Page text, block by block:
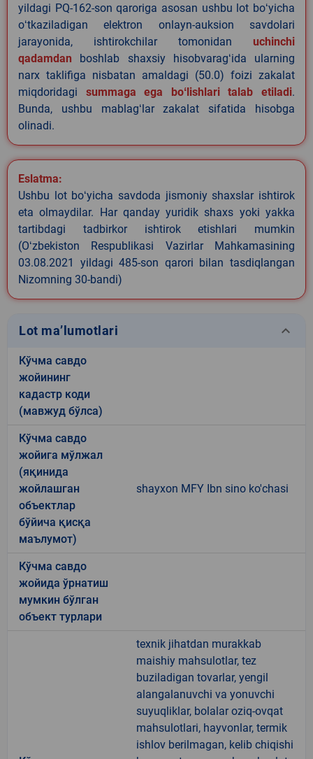
yildagi PQ-162-son qaroriga asosan ushbu lot boʻyicha
oʻtkaziladigan elektron onlayn-auksion savdolari
jarayonida, ishtirokchilar tomonidan uchinchi
qadamdan boshlab shaxsiy hisobvaragʻida ularning
narx taklifiga nisbatan amaldagi (50.0) foizi zakalat
miqdoridagi summaga ega boʻlishlari talab etiladi.
Bunda, ushbu mablagʻlar zakalat sifatida hisobga
olinadi.
Eslatma:
Ushbu lot boʻyicha savdoda jismoniy shaxslar ishtirok
eta olmaydilar. Har qanday yuridik shaxs yoki yakka
tartibdagi tadbirkor ishtirok etishlari mumkin
(Oʻzbekiston Respublikasi Vazirlar Mahkamasining
03.08.2021 yildagi 485-son qarori bilan tasdiqlangan
Nizomning 30-bandi)
Lot ma’lumotlari keyboard_arrow_down
Кўчма савдо
жойининг
кадастр коди
(мавжуд бўлса)
Кўчма савдо
жойига мўлжал
(яқинида
жойлашган
объектлар
бўйича қисқа
маълумот)
shayxon MFY Ibn sino ko'chasi
Кўчма савдо
жойида ўрнатиш
мумкин бўлган
объект турлари
texnik jihatdan murakkab
maishiy mahsulotlar, tez
buziladigan tovarlar, yengil
alangalanuvchi va yonuvchi
suyuqliklar, bolalar oziq-ovqat
mahsulotlari, hayvonlar, termik
ishlov berilmagan, kelib chiqishi